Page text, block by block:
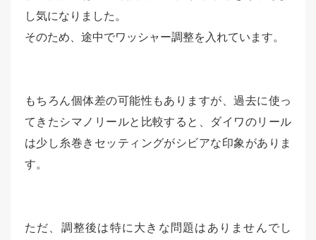
し気になりました。
そのため、途中でワッシャー調整を入れています。
もちろん個体差の可能性もありますが、過去に使っ
てきたシマノリールと比較すると、ダイワのリール
は少し糸巻きセッティングがシビアな印象がありま
す。
ただ、調整後は特に大きな問題はありませんでし